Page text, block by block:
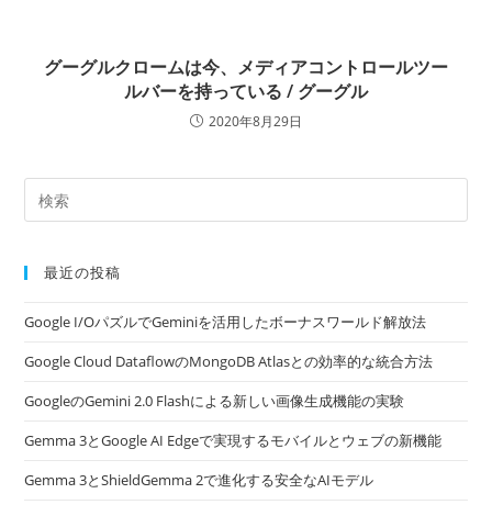
グーグルクロームは今、メディアコントロールツー
ルバーを持っている / グーグル
2020年8月29日
最近の投稿
Google I/OパズルでGeminiを活用したボーナスワールド解放法
Google Cloud DataflowのMongoDB Atlasとの効率的な統合方法
GoogleのGemini 2.0 Flashによる新しい画像生成機能の実験
Gemma 3とGoogle AI Edgeで実現するモバイルとウェブの新機能
Gemma 3とShieldGemma 2で進化する安全なAIモデル